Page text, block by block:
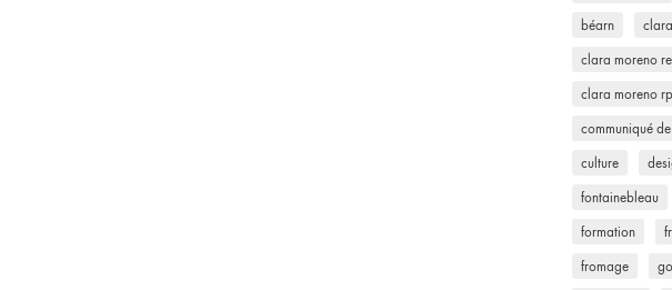
béarn
clara moreno
clara moreno rp
communiqué
culture
fontainebleau
formation
fromage